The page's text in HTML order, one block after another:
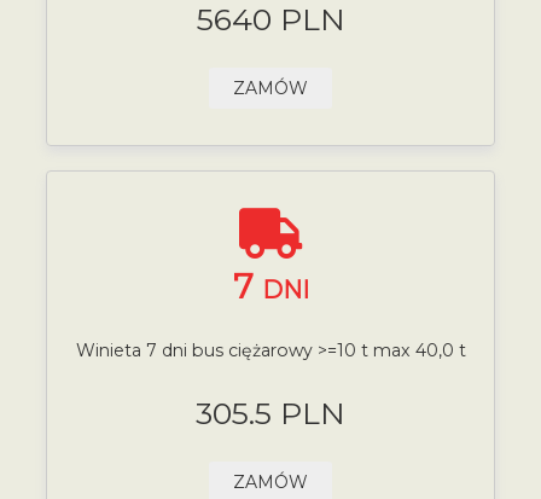
5640 PLN
ZAMÓW
7 DNI
Winieta 7 dni bus ciężarowy >=10 t max 40,0 t
305.5 PLN
ZAMÓW